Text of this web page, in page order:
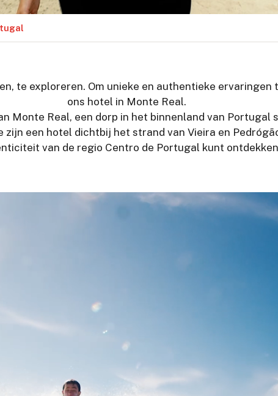
te exploreren. Om unieke en authentieke
ons hotel in Monte Real.
Monte Real, een dorp in het binnenland van Portugal
zijn een hotel dichtbij het strand van Vieira en
van de regio Centro de Portugal kunt